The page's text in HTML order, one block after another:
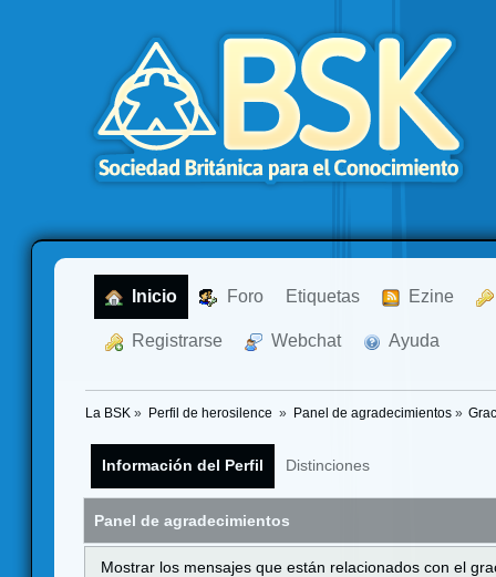
Inicio Foro Etiquetas Ezine
Registrarse Webchat Ayuda
La BSK » Perfil de herosilence » Panel de agradecimientos»
Información del Perfil Distinciones
Panel de agradecimientos
Mostrar los mensajes que están relacionados con el